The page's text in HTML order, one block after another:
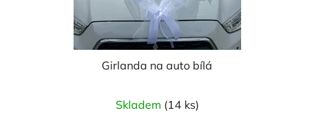
Girlanda na auto bílá
hodnocení
Skladem (14 ks)